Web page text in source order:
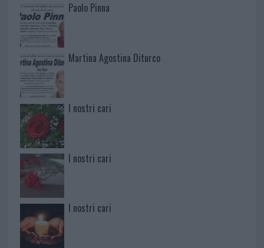
Paolo Pinna
Martina Agostina Diturco
I nostri cari
I nostri cari
I nostri cari